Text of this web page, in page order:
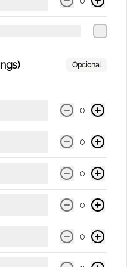
Negro
con té negro & jugo de limón de
Opcional
0
0
0
0
0